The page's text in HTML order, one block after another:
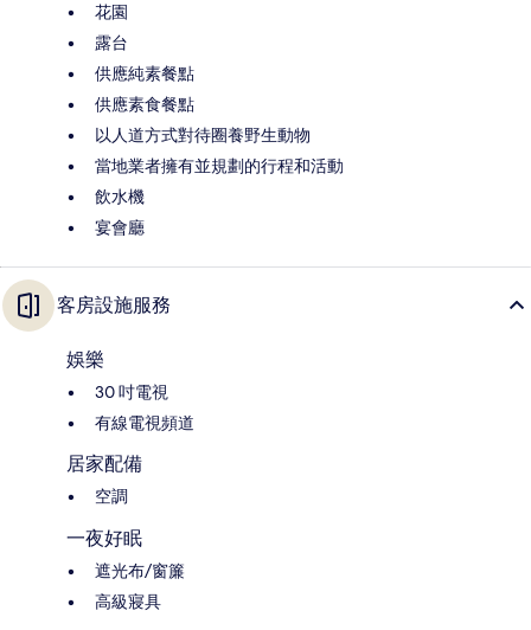
花園
露台
供應純素餐點
供應素食餐點
以人道方式對待圈養野生動物
當地業者擁有並規劃的行程和活動
飲水機
宴會廳
客房設施服務
娛樂
30 吋電視
有線電視頻道
居家配備
空調
一夜好眠
遮光布/窗簾
高級寢具